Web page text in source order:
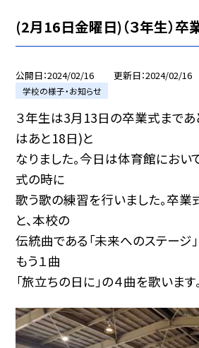
(2月16日金曜日)（３年生）卒
公開日 2024/02/16 更新日 2024/02/16
学校の様子・お知らせ
３年生は3月13日の卒業式まであ
はあと18日)と
なりました。今日は体育館におい
式の時に
歌う歌の練習を行いました。卒業
と、本校の
伝統曲である「未来へのステージ
もう１曲
「旅立ちの日に」の４曲を歌います。